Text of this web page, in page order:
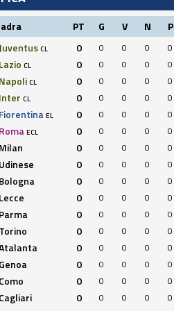
PT G V N P
Juventus CL 0 0 0 0
0
Lazio CL 0 0 0 0
0
Napoli CL 0 0 0 0
0
Inter CL 0 0 0 0
0
Fiorentina EL 0 0 0 0
0
Roma ECL 0 0 0 0
0
Milan 0 0 0 0
0
Udinese 0 0 0 0
0
Bologna 0 0 0 0
0
Lecce 0 0 0 0
0
Parma 0 0 0 0
0
Torino 0 0 0 0
0
0 0 0 0
0
Genoa 0 0 0 0
0
Como 0 0 0 0
0
Cagliari 0 0 0 0
0